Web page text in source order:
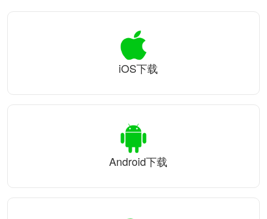
iOS下载
Android下载